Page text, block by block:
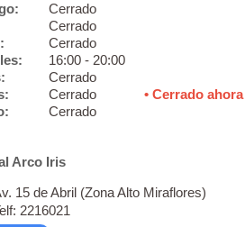
Cerrado
Cerrado
Cerrado
16:00 - 20:00
Cerrado
Cerrado
• Cerrado ahora
Cerrado
Arco Iris
15 de Abril (Zona Alto Miraflores)
2216021